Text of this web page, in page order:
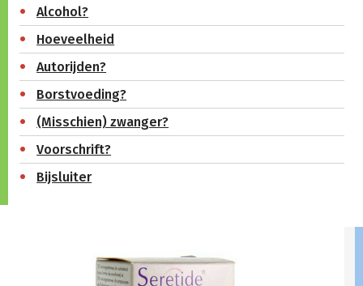
Alcohol?
Hoeveelheid
Autorijden?
Borstvoeding?
(Misschien) zwanger?
Voorschrift?
Bijsluiter